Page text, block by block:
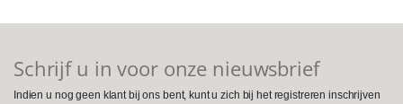
Schrijf u in voor onze nieuwsbrief
Indien u nog geen klant bij ons bent, kunt u zich bij het registreren inschrijven